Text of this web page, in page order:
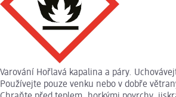
Varování Hořlavá kapalina a páry.
Používejte pouze venku nebo v dobře